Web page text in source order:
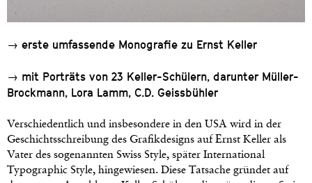
→ erste umfassende Monografie zu Ernst Keller
→ mit Porträts von 23 Keller-Schülern, darunter Müller-
Brockmann, Lora Lamm, C.D. Geissbühler
Verschiedentlich und insbesondere in den USA wird in der
Geschichtsschreibung des Grafikdesigns auf Ernst Keller als
Vater des sogenannten Swiss Style, später International
Typographic Style, hingewiesen. Diese Tatsache gründet auf